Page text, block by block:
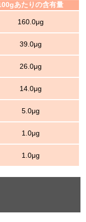
あたりの含有量
160.0μg
39.0μg
26.0μg
14.0μg
5.0μg
1.0μg
1.0μg